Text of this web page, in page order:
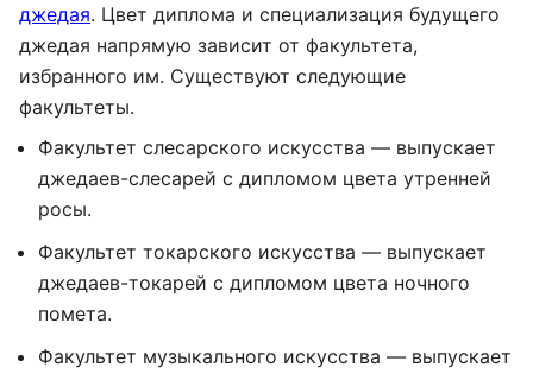
джедая. Цвет диплома и специализация будущего
джедая напрямую зависит от факультета,
избранного им. Существуют следующие
факультеты.
Факультет слесарского искусства — выпускает
джедаев-слесарей с дипломом цвета утренней
росы.
Факультет токарского искусства — выпускает
джедаев-токарей с дипломом цвета ночного
помета.
Факультет музыкального искусства — выпускает